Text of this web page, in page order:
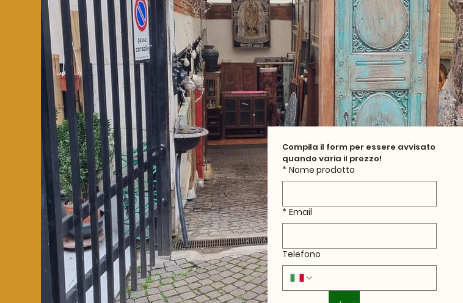
Compila il form per essere avvisato
quando varia il prezzo!
* Nome prodotto
* Email
Telefono